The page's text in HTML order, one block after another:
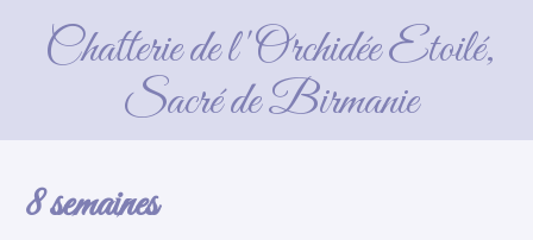
Chatterie de l'Orchidée Etoilé,
Sacré de Birmanie
8 semaines
8 semaines